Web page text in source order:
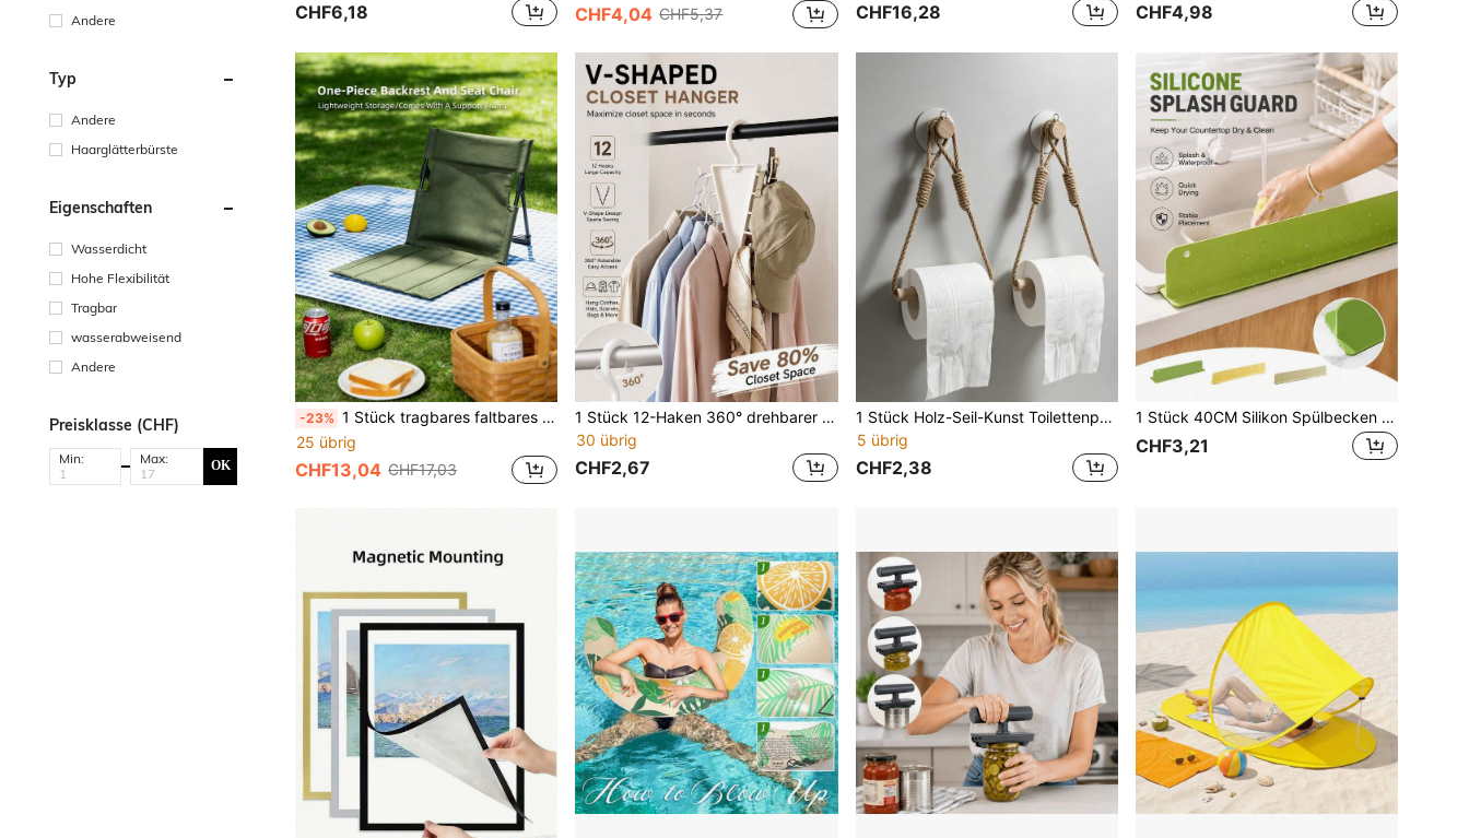
Andere
Typ
Andere
Haarglätterbürste
Eigenschaften
Wasserdicht
Hohe Flexibilität
Tragbar
wasserabweisend
Andere
Preisklasse (CHF)
Min: Max: OK
CHF6,18 CHF4,04 CHF5,37 CHF16,28 CHF4,98
-23% 1 Stück tragbares faltbares Rückenlehnen-Sitzkissen, leichter Oxford Outdoor-Bodenstuhl mit Stützrahmen, grüner gepolsterter Stadionstuhl, Rückenstütze Camping-Strandstuhl, Picknick-Garten-Rasen-Sitz für Wandern, Angeln, Reisen, Festivals und Sportveranstaltungen
25 übrig
CHF13,04 CHF17,03
1 Stück 12-Haken 360° drehbarer platzsparender PP-Kunststoff Kleiderschrank Aufbewahrungshaken, moderner weißer V-förmiger vertikaler Aufbewahrungsständer, Mehrfach-Haken Hut Schal Gürtel Tasche Aufbewahrungsständer, Wohnheim-Essentials, Apartment-Essentials, Schlafzimmer Kleiderschrank Organizer
30 übrig
CHF2,67
1 Stück Holz-Seil-Kunst Toilettenpapierhalter, rustikaler wandmontierter Rollenhalter, Badezimmer-Aufbewahrungsregal im Landhaus-Boho-Stil, hängender Toilettenpapierhalter in Naturholzfarbe, minimalistisches Heimdekor-Aufbewahrungszubehör, geeignet für Badezimmer, Waschraum, Gästezimmer, Wohnung, Wohnmobil, Hütte
5 übrig
CHF2,38
1 Stück 40CM Silikon Spülbecken Spritzschutz, Saugnapf Küchenarbeitsplatte Spritzschutzbarriere, faltbarer Spritzschutz, moderner einfarbiger Spülbecken Schutz, Küchenzubehör, Apartment Essentials, Badezimmer Aufbewahrung
CHF3,21